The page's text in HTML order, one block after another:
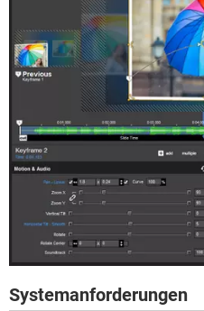
Systemanforderungen